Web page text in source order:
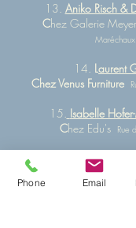
13. Aniko Risch &
Chez Galerie
14. Laurent
Chez Venus Furniture
15. Isabelle
Chez Edu's Rue
16.Simon
Chez Batavia
Phone Email